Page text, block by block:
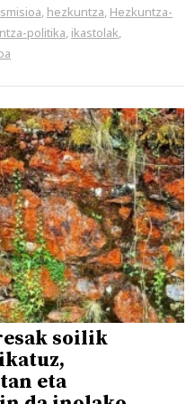
, hezkuntza, Hezkuntza-
politika, ikastolak,
soilik
eta